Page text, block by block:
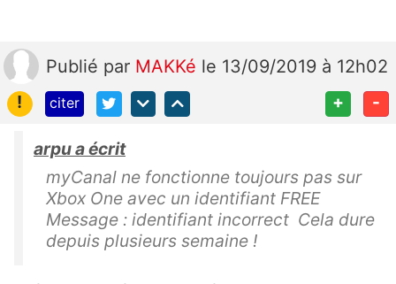
Publié par MAKKé le 13/09/2019 à 12h02
!
citer + -
arpu a écrit
myCanal ne fonctionne toujours pas sur
Xbox One avec un identifiant FREE
Message : identifiant incorrect Cela dure
depuis plusieurs semaine !